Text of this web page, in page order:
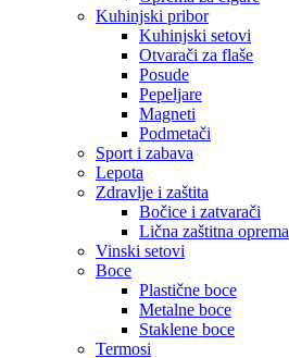
Kuhinjski pribor
Kuhinjski setovi
Otvarači za flaše
Posude
Pepeljare
Magneti
Podmetači
Sport i zabava
Lepota
Zdravlje i zaštita
Bočice i zatvarači
Lična zaštitna oprema
Vinski setovi
Boce
Plastične boce
Metalne boce
Staklene boce
Termosi